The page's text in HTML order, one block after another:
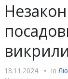
18.11.2024 • In